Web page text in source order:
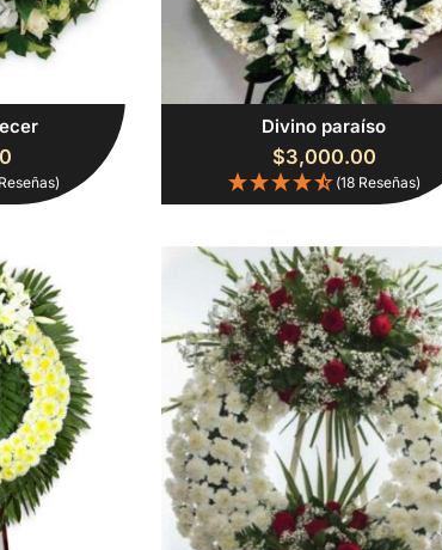
Divino paraíso
$3,000.00
(18 Reseñas)